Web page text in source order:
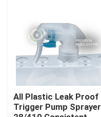
Tentang Kami
Tur Pabrik
Kontrol kualitas
All Plastic Leak Proof
Trigger Pump Sprayer